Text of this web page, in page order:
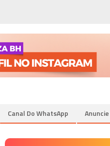
Canal Do WhatsApp Anuncie